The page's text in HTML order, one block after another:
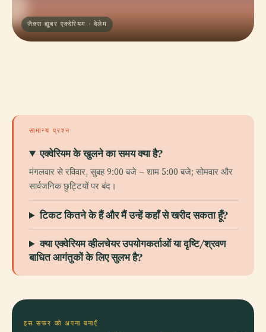
जैक्स ह्यूबर एक्वेरियम · बेलेम
सामान्य प्रश्न
एक्वेरियम के खुलने का समय क्या है?
मंगलवार से रविवार, सुबह 9:00 बजे – शाम 5:00 बजे; सोमवार और
सार्वजनिक छुट्टियों पर बंद।
टिकट कितने के हैं और मैं उन्हें कहाँ से खरीद सकता हूँ?
क्या एक्वेरियम व्हीलचेयर उपयोगकर्ताओं या दृष्टि/श्रवण
बाधित आगंतुकों के लिए सुलभ है?
इस सफर को अपना बनाएँ